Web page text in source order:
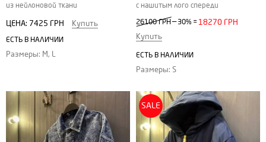
из нейлоновой ткани
ЦЕНА: 7425 ГРН Купить
ЕСТЬ В НАЛИЧИИ
Размеры: M, L
с нашитым лого спереди
26100 ГРН — 30% = 18270 ГРН
Купить
ЕСТЬ В НАЛИЧИИ
Размеры: S
SALE